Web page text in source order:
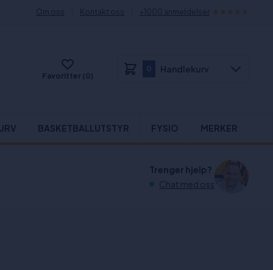
Om oss Kontakt oss +1000 anmeldelser
Favoritter (0)
Handlekurv
BASKETBALLUTSTYR FYSIO MERKER
Trenger hjelp?
Chat med oss